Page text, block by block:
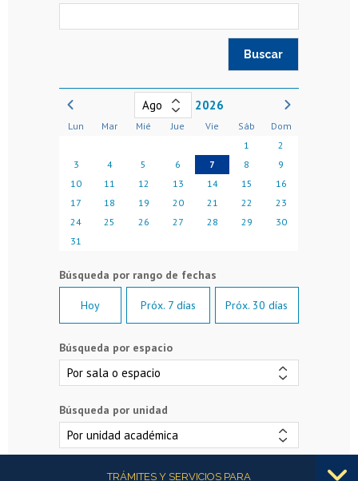
2026
Lun Mar Mié Jue Vie Sáb
Dom
1
2
3
4 5 6 7 8
9
10
11 12 13 14 15
16
17
18 19 20 21 22
23
24
25 26 27 28 29
30
31
Hoy Próx. 7 días Próx. 30 días
Búsqueda por espacio
Búsqueda por unidad
Más informaciónTRÁMITES Y SERVICIOS PARA